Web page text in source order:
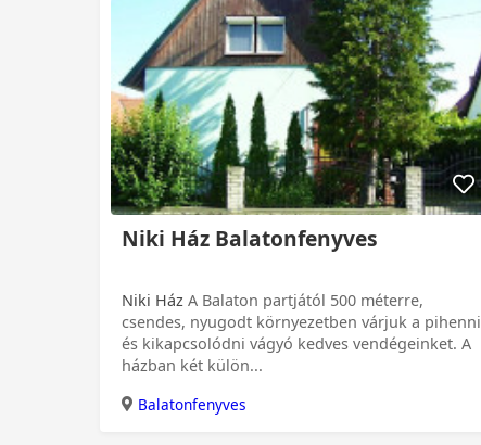
0 Ft
Niki Ház Balatonfenyves
Niki Ház
csendes, nyugodt környezetben várjuk a pihenni
és kikapcsolódni vágyó kedves vendégeinket. A
házban két külön...
Balatonfenyves